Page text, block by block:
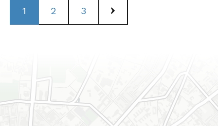
Lapa
1 Lapa
2 Lapa
3